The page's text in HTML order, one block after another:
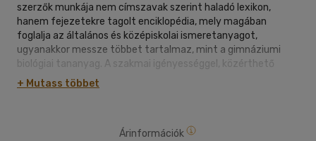
szerzők munkája nem címszavak szerint haladó lexikon,
hanem fejezetekre tagolt enciklopédia, mely magában
foglalja az általános és középiskolai ismeretanyagot,
ugyanakkor messze többet tartalmaz, mint a gimnáziumi
biológiai tananyag. A szakmai igényességgel, közérthető
stílusban megfogalmazott tudnivalók megértését több mint
1500 ábra segíti. A kötetekben való eligazodást a mintegy
rendszertan, szervezettan, élettan, mikrobiológia, ökológia,
+ Mutass többet
Árinformációk